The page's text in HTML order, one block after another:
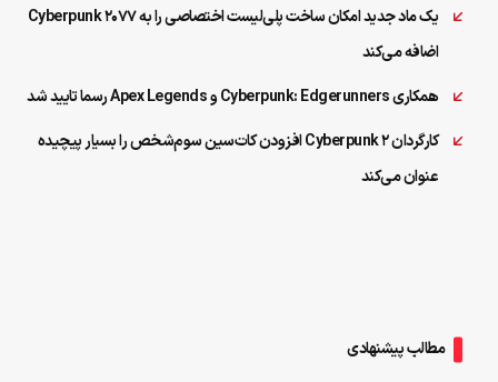
یک ماد جدید امکان ساخت پلی‌لیست اختصاصی را به Cyberpunk 2077
اضافه می‌کند
همکاری Cyberpunk: Edgerunners و Apex Legends رسما تایید شد
کارگردان Cyberpunk 2 افزودن کات‌سین‌ سوم‌شخص را بسیار پیچیده
عنوان می‌کند
مطالب پیشنهادی